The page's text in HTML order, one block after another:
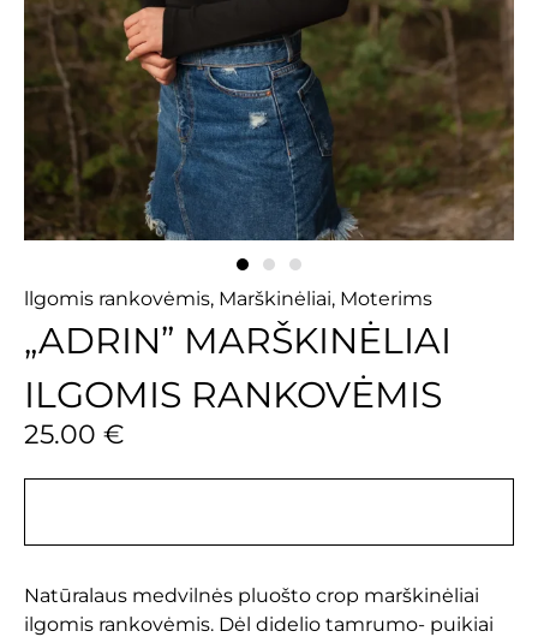
llgomis rankovėmis, Marškinėliai, Moterims
„ADRIN” MARŠKINĖLIAI
ILGOMIS RANKOVĖMIS
25.00 €
Natūralaus medvilnės pluošto crop marškinėliai
ilgomis rankovėmis. Dėl didelio tamrumo- puikiai